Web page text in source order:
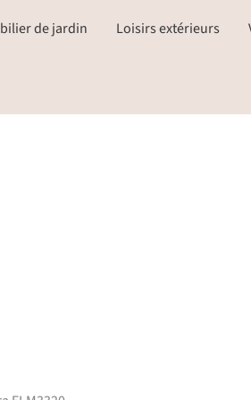
de jardin Loisirs extérieurs